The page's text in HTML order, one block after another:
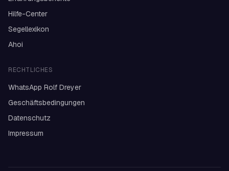
Hilfe-Center
Segellexikon
Ahoi
RECHTLICHES
WhatsApp Rolf Dreyer
Geschäftsbedingungen
Datenschutz
Impressum